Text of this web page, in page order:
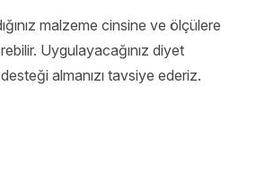
malzeme cinsine ve ölçülere
Uygulayacağınız diyet
almanızı tavsiye ederiz.